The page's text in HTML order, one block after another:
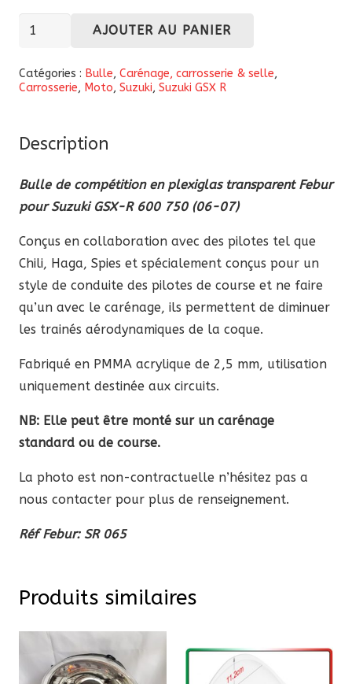
quantité
Bulle
compétition
plexiglas
transparent
Febur
Suzuki
R
600
750
2006-
2007
AJOUTER AU PANIER
Catégories : Bulle, Carénage, carrosserie & selle,
Carrosserie, Moto, Suzuki, Suzuki GSX R
Description
Bulle de compétition en plexiglas transparent Febur
pour Suzuki GSX-R 600 750 (06-07)
Conçus en collaboration avec des pilotes tel que
Chili, Haga, Spies et spécialement conçus pour un
style de conduite des pilotes de course et ne faire
qu’un avec le carénage, ils permettent de diminuer
les trainés aérodynamiques de la coque.
Fabriqué en PMMA acrylique de 2,5 mm, utilisation
uniquement destinée aux circuits.
NB: Elle peut être monté sur un carénage
standard ou de course.
La photo est non-contractuelle n’hésitez pas a
nous contacter pour plus de renseignement.
Réf Febur: SR 065
Produits similaires